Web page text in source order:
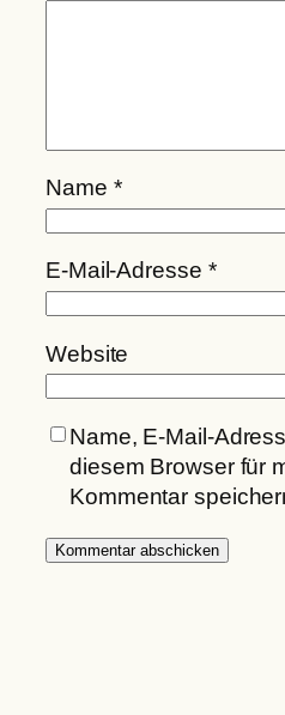
Name *
E-Mail-Adresse *
Website
Name, E-Mail-
diesem Browser für
Kommentar